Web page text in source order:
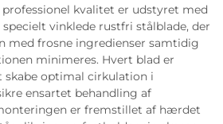
kvalitet er udstyret med
vinklede rustfri stålblade, der
med frosne ingredienser samtidig
minimeres. Hvert blad er
optimal cirkulation i
ensartet behandling af
er fremstillet af hærdet